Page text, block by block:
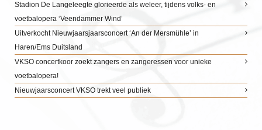
Stadion De Langeleegte glorieerde als weleer, tijdens volks- en
voetbalopera ‘Veendammer Wind’
Uitverkocht Nieuwjaarsjaarsconcert ‘An der Mersmühle’ in
Haren/Ems Duitsland
VKSO concertkoor zoekt zangers en zangeressen voor unieke
voetbalopera!
Nieuwjaarsconcert VKSO trekt veel publiek